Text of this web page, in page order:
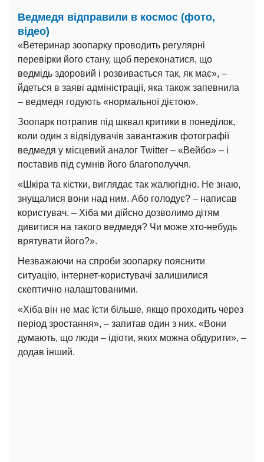
Ведмедя відправили в космос (фото,
відео)
«Ветеринар зоопарку проводить регулярні
перевірки його стану, щоб переконатися, що
ведмідь здоровий і розвивається так, як має», –
йдеться в заяві адміністрації, яка також запевнила
– ведмедя годують «нормальної дієтою».
Зоопарк потрапив під шквал критики в понеділок,
коли один з відвідувачів завантажив фотографії
ведмедя у місцевий аналог Twitter – «Вейбо» – і
поставив під сумнів його благополуччя.
«Шкіра та кістки, виглядає так жалюгідно. Не знаю,
знущалися вони над ним. Або голодує? – написав
користувач. – Хіба ми дійсно дозволимо дітям
дивитися на такого ведмедя? Чи може хто-небудь
врятувати його?».
Незважаючи на спроби зоопарку пояснити
ситуацію, інтернет-користувачі залишилися
скептично налаштованими.
«Хіба він не має їсти більше, якщо проходить через
період зростання», – запитав один з них. «Вони
думають, що люди – ідіоти, яких можна обдурити», –
додав інший.